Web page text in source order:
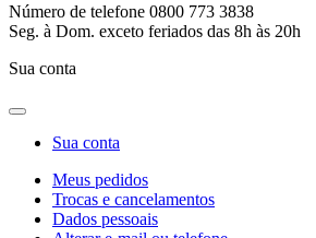
Número de telefone 0800 773 3838
Seg. à Dom. exceto feriados das 8h às 20h
Sua conta
Sua conta
Meus pedidos
Trocas e cancelamentos
Dados pessoais